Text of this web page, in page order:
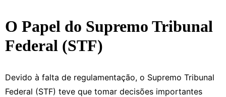
O Papel do Supremo Tribunal
Federal (STF)
Devido à falta de regulamentação, o Supremo Tribunal
Federal (STF) teve que tomar decisões importantes